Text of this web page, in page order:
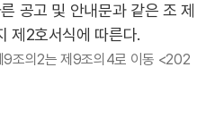
공고 및 안내문과 같은 조 제
제2호서식에 따른다.
조의2는 제9조의4로 이동 <202